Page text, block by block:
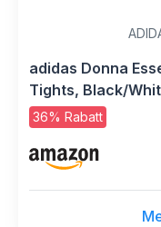
adidas Donna
Tights, Black/
36% Rabatt